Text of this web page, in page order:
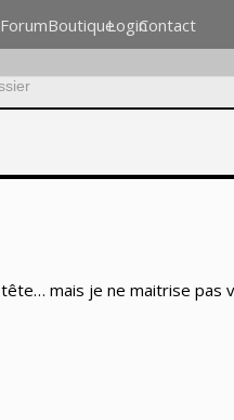
ForumBoutiqueLoginContact
mais je ne maitrise pas